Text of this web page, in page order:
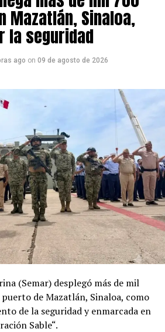
Mazatlán, Sinaloa,
la seguridad
ago on 09 de agosto de 2026
(Semar) desplegó más de mil
de Mazatlán, Sinaloa, como
de la seguridad y enmarcada en
Sable“.